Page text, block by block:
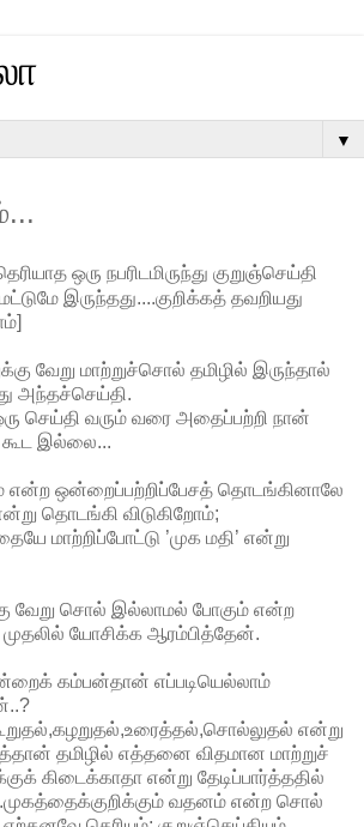
▼
ஒரு நபரிடமிருந்து குறுஞ்செய்தி
இருந்தது....குறிக்கத் தவறியது
வேறு மாற்றுச்சொல் தமிழில் இருந்தால்
அந்தச்செய்தி.
செய்தி வரும் வரை அதைப்பற்றி நான்
கூட இல்லை...
என்ற ஒன்றைப்பற்றிப்பேசத் தொடங்கினாலே
தொடங்கி விடுகிறோம்;
மாற்றிப்போட்டு ’முக மதி’ என்று
வேறு சொல் இல்லாமல் போகும் என்ற
யோசிக்க ஆரம்பித்தேன்.
கம்பன்தான் எப்படியெல்லாம்
என்று
தமிழில் எத்தனை விதமான மாற்றுச்
கிடைக்காதா என்று தேடிப்பார்த்ததில்
வதனம் என்ற சொல்